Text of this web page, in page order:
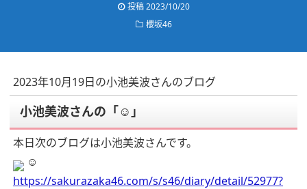
投稿2023/10/20
櫻坂46
2023年10月19日の小池美波さんのブログ
小池美波さんの「‪‪☺︎‬」
本日次のブログは小池美波さんです。
‪‪☺︎‬
https://sakurazaka46.com/s/s46/diary/detail/52977?